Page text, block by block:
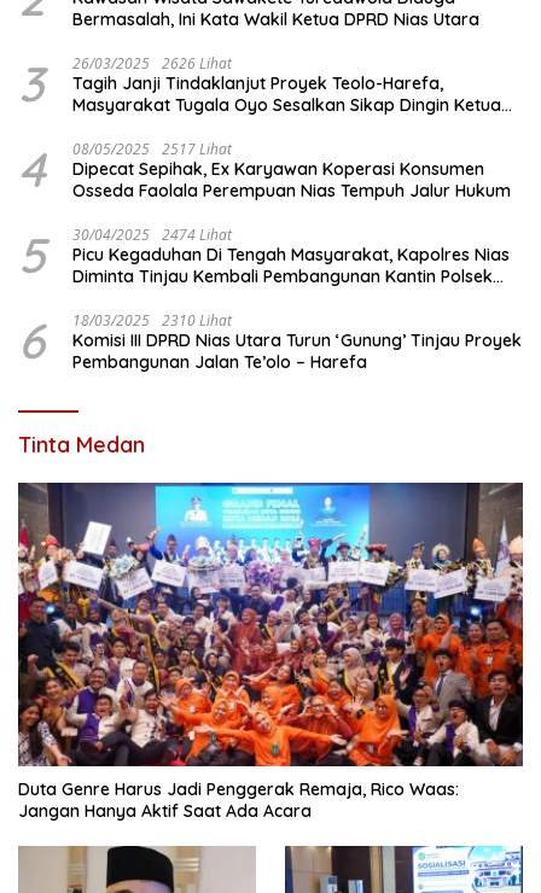
Bermasalah, Ini Kata Wakil Ketua DPRD Nias Utara
3 26/03/2025 2626 Lihat
Tagih Janji Tindaklanjut Proyek Teolo-Harefa,
Masyarakat Tugala Oyo Sesalkan Sikap Dingin Ketua
4 08/05/2025 2517 Lihat
Dipecat Sepihak, Ex Karyawan Koperasi Konsumen
Osseda Faolala Perempuan Nias Tempuh Jalur Hukum
5 30/04/2025 2474 Lihat
Picu Kegaduhan Di Tengah Masyarakat, Kapolres Nias
Diminta Tinjau Kembali Pembangunan Kantin Polsek
6 18/03/2025 2310 Lihat
Komisi III DPRD Nias Utara Turun ‘Gunung’ Tinjau Proyek
Pembangunan Jalan Te’olo – Harefa
Tinta Medan
Duta Genre Harus Jadi Penggerak Remaja, Rico Waas:
Jangan Hanya Aktif Saat Ada Acara